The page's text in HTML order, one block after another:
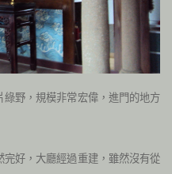
野，規模非常宏偉，進門的地方
完好，大廳經過重建，雖然沒有從